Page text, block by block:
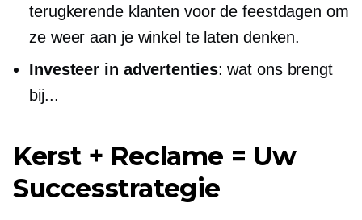
terugkerende klanten voor de feestdagen om
ze weer aan je winkel te laten denken.
Investeer in advertenties: wat ons brengt
bij...
Kerst + Reclame = Uw
Successtrategie